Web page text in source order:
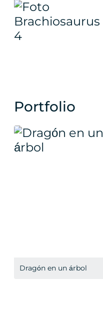
Portfolio
Dragón en un árbol